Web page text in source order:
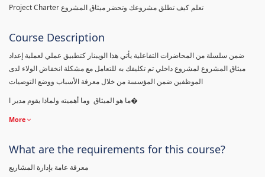
Project Charter تعلم كيف تطلق مشروعك وتحضر ميثاق المشروع
Course Description
ضمن سلسلة من المحاضرات التفاعلية يأتي هذا الويبنار كتطبيق عملي لعملية إعداد
ميثاق المشروع لمشروع داخلي تم تكليفك به للتعامل مع مشكلة انخفاض الولاء لدى
الموظفين ضمن المؤسسة من خلال معرفة الأسباب ووضع التوصيات
ما هو الميثاق وما أهميته ولماذا يقوم مدير ا�
More
What are the requirements for this course?
معرفة عامة بإدارة المشاريع